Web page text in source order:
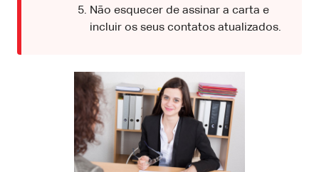
Não esquecer de assinar a carta e
incluir os seus contatos atualizados.